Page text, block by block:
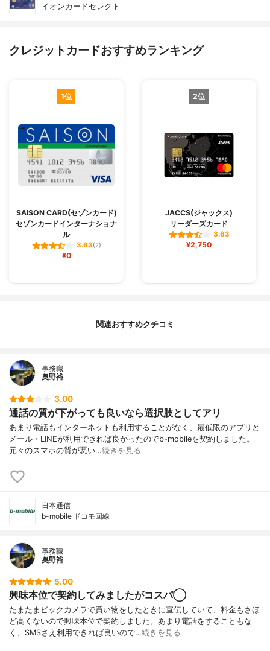
イオンカードセレクト
クレジットカードおすすめランキング
1位
SAISON CARD(セゾンカード)
セゾンカードインターナショナ
ル
3.63(2)
¥0
2位
JACCS(ジャックス)
リーダーズカード
3.63
¥2,750
関連おすすめクチコミ
事務職
奥野裕
3.00
通話の質が下がっても良いなら選択肢としてアリ
あまり電話もインターネットも利用することがなく、最低限のアプリと
メール・LINEが利用できれば良かったのでb-mobileを契約しました。
元々のスマホの質が悪い…続きを見る
日本通信
b-mobile ドコモ回線
事務職
奥野裕
5.00
興味本位で契約してみましたがコスパ◯
たまたまビックカメラで買い物をしたときに宣伝していて、料金もさほ
ど高くないので興味本位で契約しました。あまり電話をすることもな
く、SMSさえ利用できれば良いので…続きを見る